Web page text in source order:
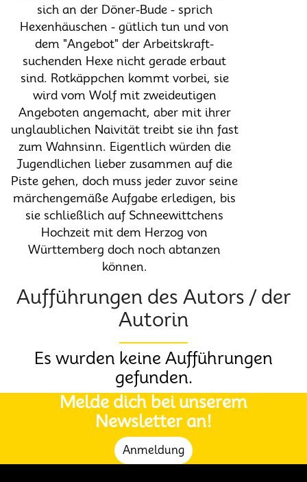
sich an der Döner-Bude - sprich
Hexenhäuschen - gütlich tun und von
dem "Angebot" der Arbeitskraft-
suchenden Hexe nicht gerade erbaut
sind. Rotkäppchen kommt vorbei, sie
wird vom Wolf mit zweideutigen
Angeboten angemacht, aber mit ihrer
unglaublichen Naivität treibt sie ihn fast
zum Wahnsinn. Eigentlich würden die
Jugendlichen lieber zusammen auf die
Piste gehen, doch muss jeder zuvor seine
märchengemäße Aufgabe erledigen, bis
sie schließlich auf Schneewittchens
Hochzeit mit dem Herzog von
Württemberg doch noch abtanzen
können.
Aufführungen des Autors / der
Autorin
Es wurden keine Aufführungen
gefunden.
Melde dich bei unserem
Newsletter an!
Anmeldung